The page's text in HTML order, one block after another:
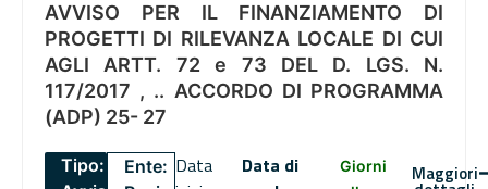
AVVISO PER IL FINANZIAMENTO DI
PROGETTI DI RILEVANZA LOCALE DI CUI
AGLI ARTT. 72 e 73 DEL D. LGS. N.
117/2017 , .. ACCORDO DI PROGRAMMA
(ADP) 25- 27
Tipo:
Ente: Data
Data di
Giorni
Maggiori